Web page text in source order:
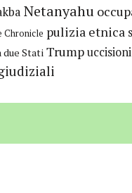
Netanyahu
Chronicle pulizia etnica
due Stati Trump